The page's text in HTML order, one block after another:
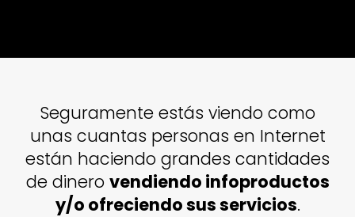
Seguramente estás viendo como
unas cuantas personas en Internet
están haciendo grandes cantidades
de dinero vendiendo infoproductos
y/o ofreciendo sus servicios.